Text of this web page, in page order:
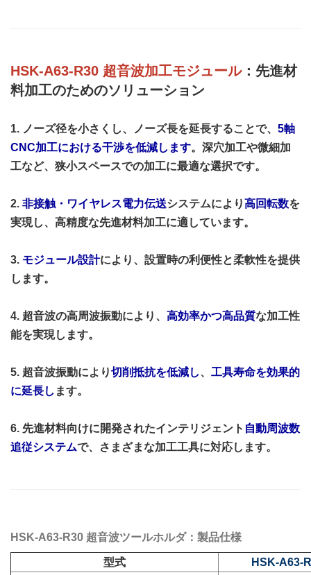
HSK-A63-R30 超音波加工モジュール：先進材
料加工のためのソリューション
1. ノーズ径を小さくし、ノーズ長を延長することで、 5軸
CNC加工における干渉を低減します。深穴加工や微細加
工など、狭小スペースでの加工に最適な選択です。
2. 非接触・ワイヤレス電力伝送システムにより高回転数を
実現し、高精度な先進材料加工に適しています。
3. モジュール設計により、設置時の利便性と柔軟性を提供
します。
4. 超音波の高周波振動により、 高効率かつ高品質な加工性
能を実現します。
5. 超音波振動により切削抵抗を低減し、 工具寿命を効果的
に延長し ます。
6. 先進材料向けに開発されたインテリジェント 自動周波数
追従システムで、さまざまな加工工具に対応します。
HSK-A63-R30 超音波ツールホルダ：製品仕様
型式
HSK-A63-